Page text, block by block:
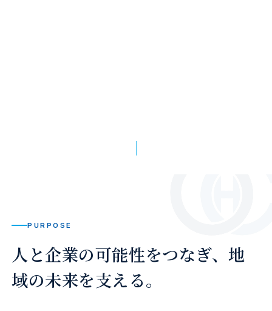
PURPOSE
人と企業の可能性をつなぎ、地
域の未来を支える。